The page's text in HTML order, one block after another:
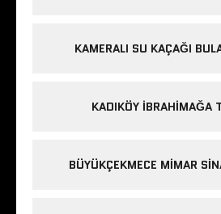
KAMERALI SU KAÇAĞI
KADIKÖY IBRAHIMAĞA
BÜYÜKÇEKMECE MIMAR